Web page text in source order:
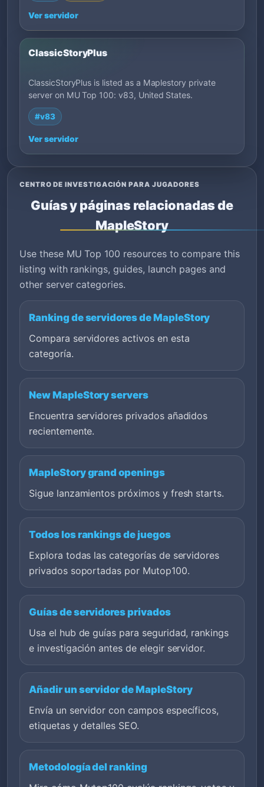
Ver servidor
ClassicStoryPlus
ClassicStoryPlus is listed as a Maplestory private
server on MU Top 100: v83, United States.
#v83
Ver servidor
CENTRO DE INVESTIGACIÓN PARA JUGADORES
Guías y páginas relacionadas de
MapleStory
Use these MU Top 100 resources to compare this
listing with rankings, guides, launch pages and
other server categories.
Ranking de servidores de MapleStory
Compara servidores activos en esta
categoría.
New MapleStory servers
Encuentra servidores privados añadidos
recientemente.
MapleStory grand openings
Sigue lanzamientos próximos y fresh starts.
Todos los rankings de juegos
Explora todas las categorías de servidores
privados soportadas por Mutop100.
Guías de servidores privados
Usa el hub de guías para seguridad, rankings
e investigación antes de elegir servidor.
Añadir un servidor de MapleStory
Envía un servidor con campos específicos,
etiquetas y detalles SEO.
Metodología del ranking